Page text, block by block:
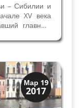
– Сибилии и
XV века
главным
Мар 19
2017